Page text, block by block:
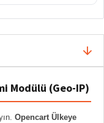
Modülü (Geo-IP)
Opencart Ülkeye